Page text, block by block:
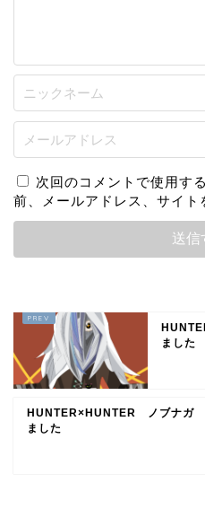
次回のコメントで使用す
前、メールアドレス、サイト
ました
HUNTER×HUNTER ノブナガ
ました